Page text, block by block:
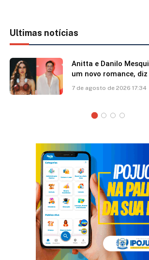
Ultimas notícias
Anitta e Danilo
um novo romance,
7 de agosto de 2026 17:34